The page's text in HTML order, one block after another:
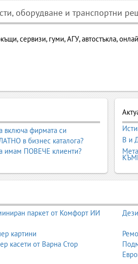
оборудване и транспортни
сервизи, гуми, АГУ, автостъкла,
сервизи,
и разнообразни пазари –
превозни средства и морска
автопаркове,
и иновации.
хъб за всички фирми, които
и специалисти, а бизнесите –
дронове, авиационни части,
летища и специализирани служби.
висока квалификация,
включа фирмата си
в бизнес каталога?
имам ПОВЕЧЕ клиенти?
В и
паркет от Комфорт ИИ
картини
касети от Варна Стор